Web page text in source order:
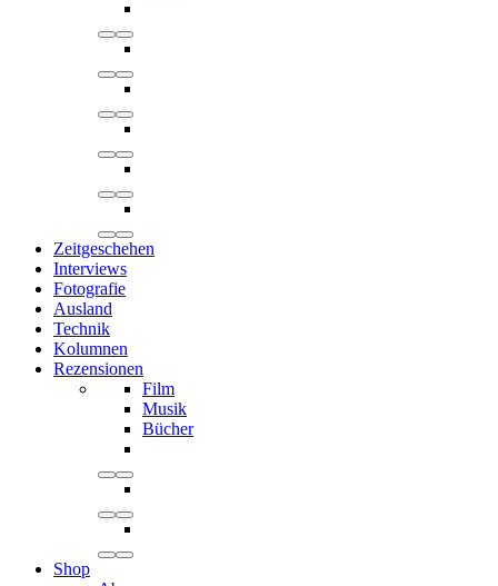
Zeitgeschehen
Interviews
Fotografie
Ausland
Technik
Kolumnen
Rezensionen
Film
Musik
Bücher
Shop